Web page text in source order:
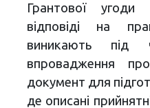
Грантової
відповіді на
виникають під
впровадження
документ для
де описані